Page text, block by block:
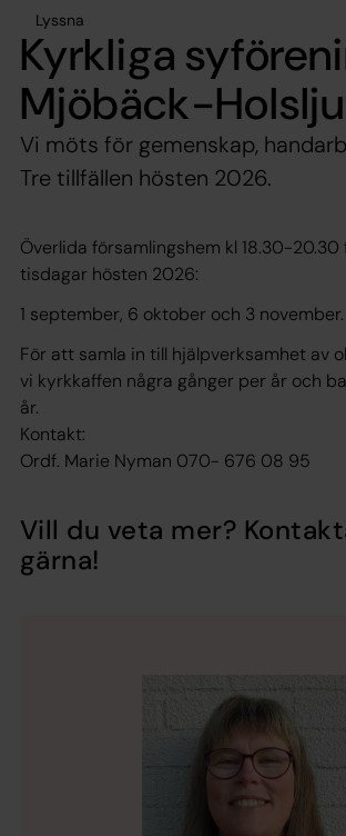
Lyssna
Kyrkliga
Mjöbäck-
Vi möts för gemenskap,
Tre tillfällen hösten 2026.
Överlida församlingshem kl 18.30-20.30
tisdagar hösten 2026:
1 september, 6 oktober och 3 november.
För att samla in till hjälpverksamhet av
vi kyrkkaffen några gånger per år och
år.
Kontakt:
Ordf. Marie Nyman 070- 676 08 95
Vill du veta mer?
gärna!